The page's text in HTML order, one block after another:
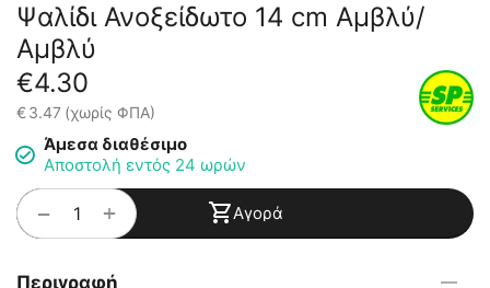
Ψαλίδι Ανοξείδωτο 14 cm Αμβλύ/
Αμβλύ
€4.30
€3.47 (χωρίς ΦΠΑ)
Άμεσα διαθέσιμο
Αποστολή εντός 24 ωρών
+
− Αγορά
Περιγραφή